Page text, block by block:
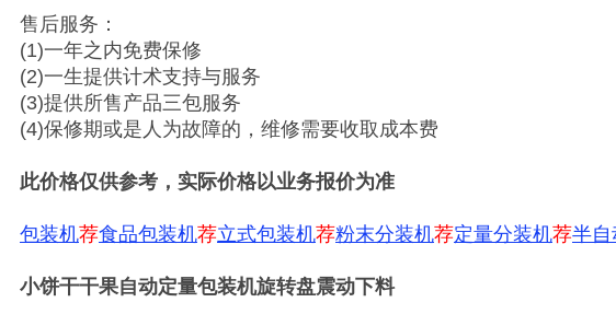
售后服务：
(1)一年之内免费保修
(2)一生提供计术支持与服务
(3)提供所售产品三包服务
(4)保修期或是人为故障的，维修需要收取成本费
此价格仅供参考，实际价格以业务报价为准
包装机荐食品包装机荐立式包装机荐粉末分装机荐定量分装机荐半自
小饼干干果自动定量包装机旋转盘震动下料